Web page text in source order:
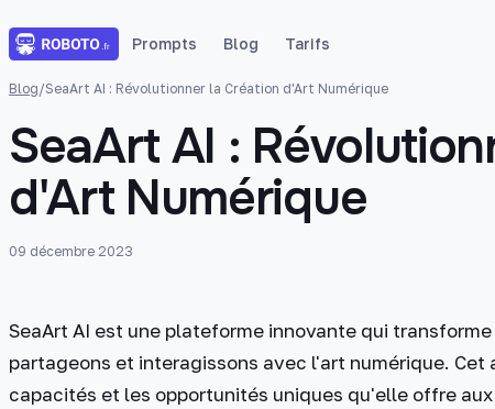
Prompts Blog Tarifs
Blog/SeaArt AI : Révolutionner la Création d'Art Numérique
SeaArt AI :
d'Art Numérique
09 décembre 2023
SeaArt AI est une plateforme innovante qui
partageons et interagissons avec l'art numérique.
capacités et les opportunités uniques qu'elle offre